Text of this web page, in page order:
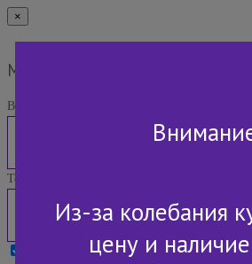
×
Мы Вам перезвоним
Ваше имя:
Телефон:
Я принимаю условия Политики
Из-за колебания
цену и